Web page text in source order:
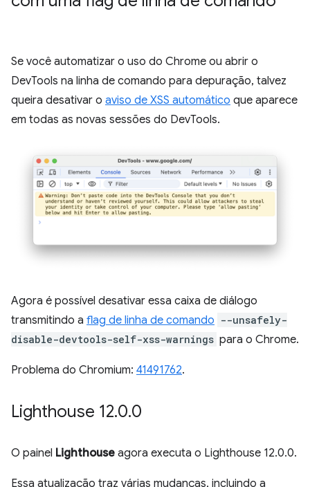
Se você automatizar o uso do Chrome ou abrir o
DevTools na linha de comando para depuração, talvez
queira desativar o aviso de XSS automático que aparece
em todas as novas sessões do DevTools.
Agora é possível desativar essa caixa de diálogo
transmitindo a flag de linha de comando --unsafely-
disable-devtools-self-xss-warnings para o Chrome.
Problema do Chromium: 41491762.
Lighthouse 12.0.0
O painel Lighthouse agora executa o Lighthouse 12.0.0.
Essa atualização traz várias mudanças, incluindo a